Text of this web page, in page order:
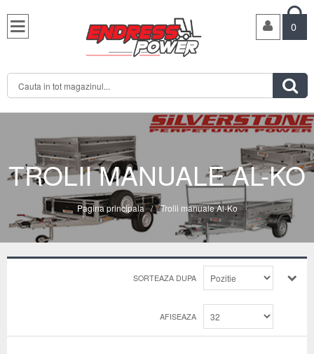

0

TROLII MANUALE AL-KO
Pagina principala / Trolii manuale Al-Ko
SORTEAZA DUPA
AFISEAZA